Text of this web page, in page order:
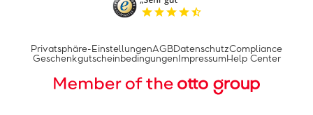
Privatsphäre-EinstellungenAGBDatenschutzCompliance
Geschenkgutscheinbedingungen Impressum Help Center